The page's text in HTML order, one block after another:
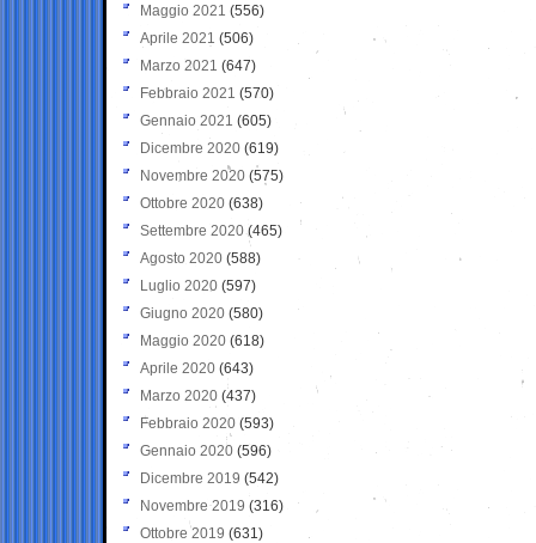
Maggio 2021 (556)
Aprile 2021 (506)
Marzo 2021 (647)
Febbraio 2021 (570)
Gennaio 2021 (605)
Dicembre 2020 (619)
Novembre 2020 (575)
Ottobre 2020 (638)
Settembre 2020(465)
Agosto 2020 (588)
Luglio 2020 (597)
Giugno 2020 (580)
Maggio 2020 (618)
Aprile 2020 (643)
Marzo 2020 (437)
Febbraio 2020 (593)
Gennaio 2020 (596)
Dicembre 2019 (542)
Novembre 2019 (316)
Ottobre 2019 (631)